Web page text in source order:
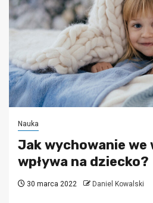
Nauka
Jak wychowanie we
wpływa na dziecko?
30 marca 2022 Daniel Kowalski